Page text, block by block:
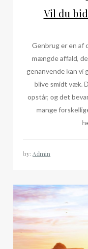
Vil du
Genbrug er en af
mængde affald,
genanvende kan vi
blive smidt væk.
opstår, og det
mange
by:Admin